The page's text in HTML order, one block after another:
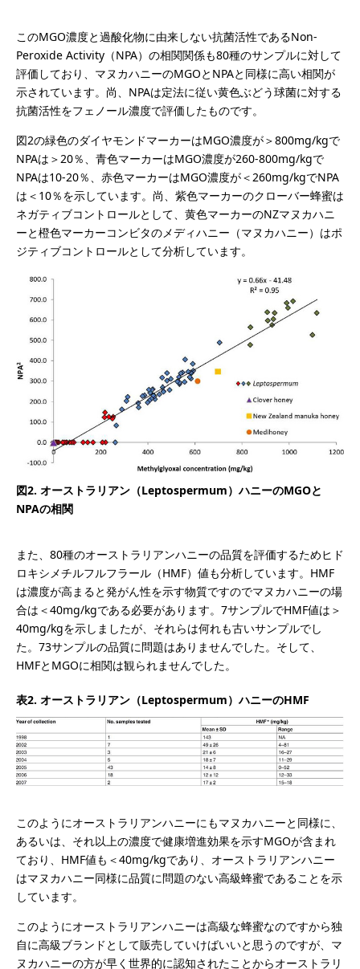
このMGO濃度と過酸化物に由来しない抗菌活性であるNon-
Peroxide Activity（NPA）の相関関係も80種のサンプルに対して
評価しており、マヌカハニーのMGOとNPAと同様に高い相関が
示されています。尚、NPAは定法に従い黄色ぶどう球菌に対する
抗菌活性をフェノール濃度で評価したものです。
図2の緑色のダイヤモンドマーカーはMGO濃度が＞800mg/kgで
NPAは＞20％、青色マーカーはMGO濃度が260-800mg/kgで
NPAは10-20％、赤色マーカーはMGO濃度が＜260mg/kgでNPA
は＜10％を示しています。尚、紫色マーカーのクローバー蜂蜜は
ネガティブコントロールとして、黄色マーカーのNZマヌカハニ
ーと橙色マーカーコンビタのメディハニー（マヌカハニー）はポ
ジティブコントロールとして分析しています。
図2. オーストラリアン（Leptospermum）ハニーのMGOと
NPAの相関
また、80種のオーストラリアンハニーの品質を評価するためヒド
ロキシメチルフルフラール（HMF）値も分析しています。HMF
は濃度が高まると発がん性を示す物質ですのでマヌカハニーの場
合は＜40mg/kgである必要があります。7サンプルでHMF値は＞
40mg/kgを示しましたが、それらは何れも古いサンプルでし
た。73サンプルの品質に問題はありませんでした。そして、
HMFとMGOに相関は観られませんでした。
表2. オーストラリアン（Leptospermum）ハニーのHMF
このようにオーストラリアンハニーにもマヌカハニーと同様に、
あるいは、それ以上の濃度で健康増進効果を示すMGOが含まれ
ており、HMF値も＜40mg/kgであり、オーストラリアンハニー
はマヌカハニー同様に品質に問題のない高級蜂蜜であることを示
しています。
このようにオーストラリアンハニーは高級な蜂蜜なのですから独
自に高級ブランドとして販売していけばいいと思うのですが、マ
ヌカハニーの方が早く世界的に認知されたことからオーストラリ